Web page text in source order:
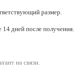
размер.
дней после получения.
на связи.